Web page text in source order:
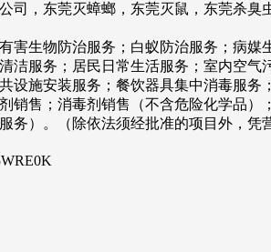
司，东莞灭蟑螂，东莞灭鼠，东莞杀
害生物防治服务；白蚁防治服务；病
洁服务；居民日常生活服务；室内空
设施安装服务；餐饮器具集中消毒服
销售；消毒剂销售（不含危险化学品
务）。（除依法须经批准的项目外，凭